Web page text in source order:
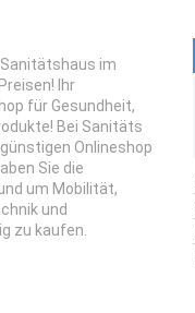
im
Ihr
für Gesundheit,
Bei Sanitäts
Onlineshop
Sie die
um Mobilität,
und
zu kaufen.